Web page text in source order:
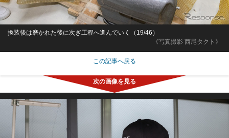
《写真撮影 西尾タクト》
換装後は磨かれた後に次ぎ工程へ進んでいく（19/46）
この記事へ戻る